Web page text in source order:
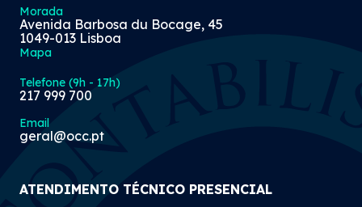
Morada
Avenida Barbosa du Bocage, 45
1049-013 Lisboa
Mapa
Telefone (9h - 17h)
217 999 700
Email
geral@occ.pt
ATENDIMENTO TÉCNICO PRESENCIAL